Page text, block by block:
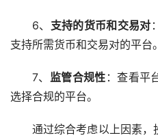
6、 支持的货币和交易对
支持所需货币和交易对的平台。
7、 监管合规性 ：查看平
选择合规的平台。
通过综合考虑以上因素，